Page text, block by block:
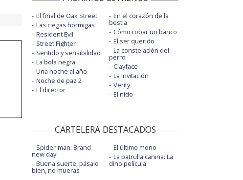
El final de Oak Street
Las ciegas hormigas
Resident Evil
Street Fighter
Sentido y sensibilidad
La bola negra
Una noche al año
Noche de paz 2
El director
En el corazón de la
bestia
Cómo robar un banco
El ser querido
La constelación del
perro
Clayface
La invitación
Verity
El nido
CARTELERA DESTACADOS
Spider-man: Brand
new day
Buena suerte, pásalo
bien, no mueras
El último mono
La patrulla canina: La
dino película